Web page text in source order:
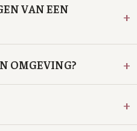
VAN EEN
+
OMGEVING? +
+